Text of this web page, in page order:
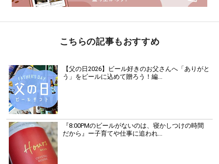
こちらの記事もおすすめ
【父の日2026】ビール好きのお父さんへ「ありがと
う」をビールに込めて贈ろう！編...
『8:00PMのビールがないのは、寝かしつけの時間
だから』ー子育てや仕事に追われ...